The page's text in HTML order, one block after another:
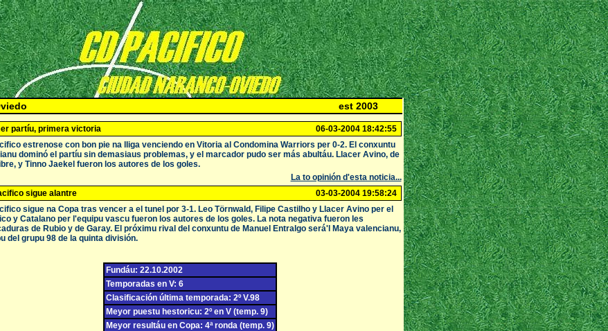
est 2003
partíu, primera victoria
06-03-2004 18:42:55
estrenose con bon pie na lliga venciendo en Vitoria al Condomina Warriors per 0-2. El conxuntu
dominó el partíu sin demasiaus problemas, y el marcador pudo ser más abultáu. Llacer Avino, de
y Tinno Jaekel fueron los autores de los goles.
La to opinión d'esta noticia...
sigue alantre
03-03-2004 19:58:24
sigue na Copa tras vencer a el tunel por 3-1. Leo Törnwald, Filipe Castilho y Llacer Avino per el
y Catalano per l'equipu vascu fueron los autores de los goles. La nota negativa fueron les
de Rubio y de Garay. El próximu rival del conxuntu de Manuel Entralgo será'l Maya valencianu,
del grupu 98 de la quinta división.
Fundáu: 22.10.2002
Temporadas en V: 6
Clasificación última temporada: 2º V.98
Meyor puestu hestoricu: 2º en V (temp. 9)
Meyor resultáu en Copa: 4ª ronda (temp. 9)